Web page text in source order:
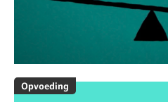
Opvoeding